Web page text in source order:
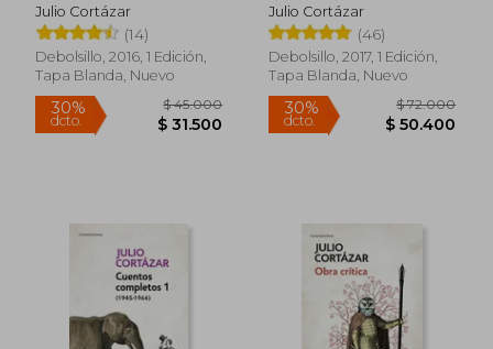
Julio Cortázar
(14)
Debolsillo, 2016, 1 Edición,
Tapa Blanda, Nuevo
dcto.
Rápido
Julio Cortázar
(46)
Debolsillo, 2017, 1 Edición,
Tapa Blanda, Nuevo
30%
dcto.
Rápido